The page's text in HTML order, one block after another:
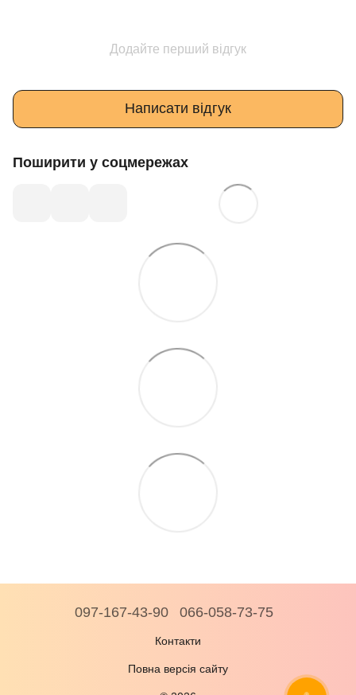
Додайте перший відгук
Написати відгук
Поширити у соцмережах
097-167-43-90 066-058-73-75
Контакти
Повна версія сайту